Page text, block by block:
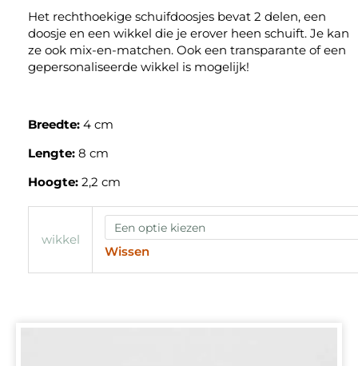
Het rechthoekige schuifdoosjes bevat 2 delen, een
doosje en een wikkel die je erover heen schuift. Je kan
ze ook mix-en-matchen. Ook een transparante of een
gepersonaliseerde wikkel is mogelijk!
Breedte: 4 cm
Lengte: 8 cm
Hoogte: 2,2 cm
wikkel
Wissen